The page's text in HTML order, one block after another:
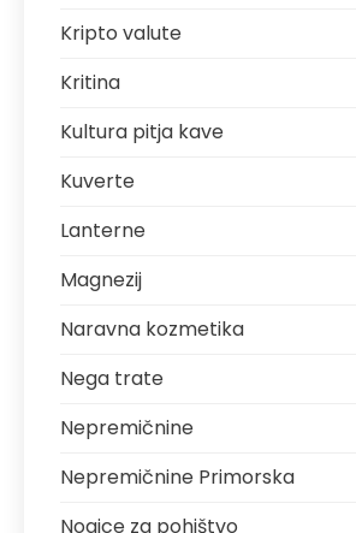
Kripto valute
Kritina
Kultura pitja kave
Kuverte
Lanterne
Magnezij
Naravna kozmetika
Nega trate
Nepremičnine
Nepremičnine Primorska
Nogice za pohištvo